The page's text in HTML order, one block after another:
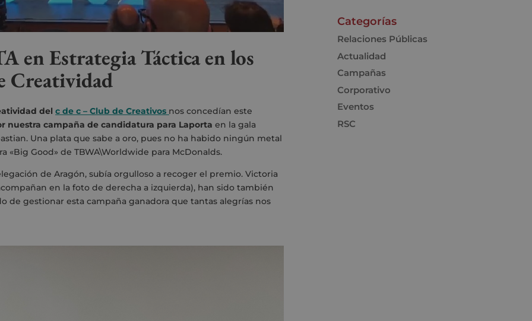
en Estrategia Táctica en los
Creatividad
delc de c – Club de Creativos nos concedían este
nuestracampaña de candidatura para Laporta en la gala
Una plata que sabe a oro, pues no ha habido ningún metal
«Big Good» deTBWA\Worldwide para McDonalds.
de Aragón, subía orgulloso a recoger el premio. Victoria
en la foto de derecha a izquierda), han sido también
gestionar esta campaña ganadora que tantas alegrías nos
Categorías
Relaciones Públicas
Actualidad
Campañas
Corporativo
Eventos
RSC